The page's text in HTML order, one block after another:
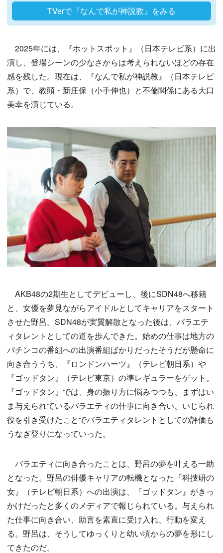
TVerで『なんで私が神説教』をみる
2025年には、『ホットスポット』（日本テレビ系）に出
演し、登場シーンの少なさからは考えられないほどの存在
感を残した。現在は、『なんで私が神説教』（日本テレビ
系）で、教頭・新庄保（小手伸也）と不倫関係にある大口
美幸を演じている。
AKB48の2期生としてデビューし、後にSDN48へ移籍
と、女優を夢見ながらアイドルとしてキャリアをスタート
させた野呂。SDN48が実質解散となった後は、バラエテ
ィタレントとしての道を歩んできた。始めの仕事は地方の
パチンコの番組への出演番組ばかりだったそうだが懸命に
向き合ううち、『ロンドンハーツ』（テレビ朝日系）や
『ゴッドタン』（テレビ東京）の準レギュラーをゲット。
『ゴッドタン』では、身の振り方に悩みつつも、まずはい
ま与えられているバラエティの仕事に向き合い、いじられ
役を引き受けたことでバラエティタレントとしての評価も
うなぎ登りになっていった。
バラエティに向き合ったことは、野呂の夢を叶える一助
となった。野呂の俳優キャリアの転機となった『科捜研の
女』（テレビ朝日系）への出演は、『ゴッドタン』がきっ
かけだったと多くのメディアで報じられている。与えられ
た仕事に向き合い、助言を素直に受け入れ、行動を変え
る。野呂は、そうしてゆっくりと幼い頃からの夢を形にし
てきたのだ。